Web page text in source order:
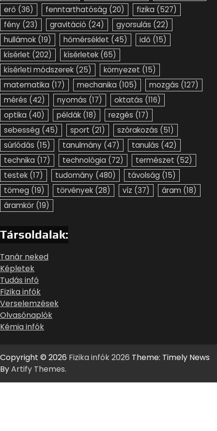
erő (36) fenntarthatóság (20) fizika (527)
fény (23) gravitáció (24) gyorsulás (22)
hullámok (19) hőmérséklet (45) idő (15)
kísérlet (202) kísérletek (65)
kísérleti módszerek (25) környezet (15)
matematika (17) mechanika (105) mozgás (127)
mérés (42) nyomás (17) oktatás (116)
optika (40) példák (18) rezgés (17)
sebesség (45) sport (21) szórakozás (51)
súrlódás (15) tanulmány (47) tanulás (42)
technika (17) technológia (72) természet (52)
testek (17) tudomány (480) távolság (15)
tömeg (19) törvények (28) víz (37) áram (18)
áramkör (19)
Társoldalak:
Tanár neked
Képletek
Tudás infó
Fizika infók
Verselemzések
Olvasónaplók
Kémia infók
Copyright © 2026 Fizika infók 2026 Theme: Timely News
ByArtify Themes.